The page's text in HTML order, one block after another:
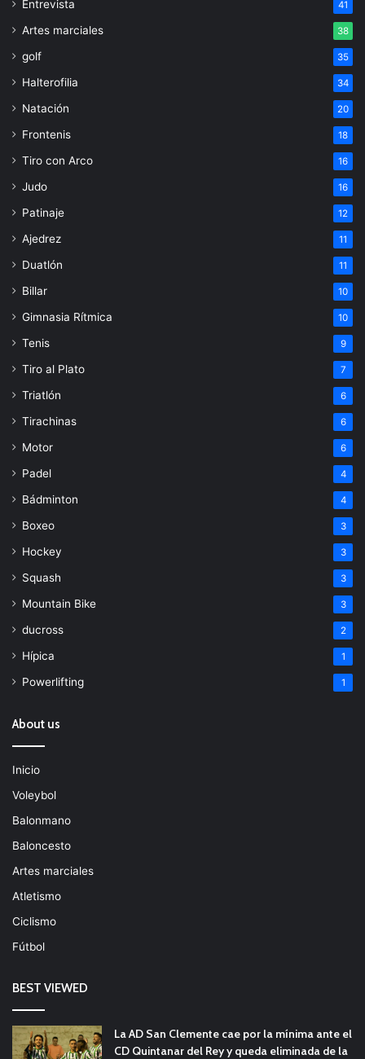
Entrevista 41
Artes marciales 38
golf 35
Halterofilia 34
Natación 20
Frontenis 18
Tiro con Arco 16
Judo 16
Patinaje 12
Ajedrez 11
Duatlón 11
Billar 10
Gimnasia Rítmica 10
Tenis 9
Tiro al Plato 7
Triatlón 6
Tirachinas 6
Motor 6
Padel 4
Bádminton 4
Boxeo 3
Hockey 3
Squash 3
Mountain Bike 3
ducross 2
Hípica 1
Powerlifting 1
About us
Inicio
Voleybol
Balonmano
Baloncesto
Artes marciales
Atletismo
Ciclismo
Fútbol
BEST VIEWED
La AD San Clemente cae por la mínima ante el
CD Quintanar del Rey y queda eliminada de la